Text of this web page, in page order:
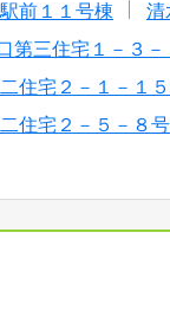
前１１号棟
清
第三住宅１－３－
住宅２－１－１
住宅２－５－８